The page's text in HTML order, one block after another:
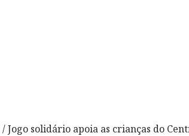
/ Jogo solidário apoia as crianças do